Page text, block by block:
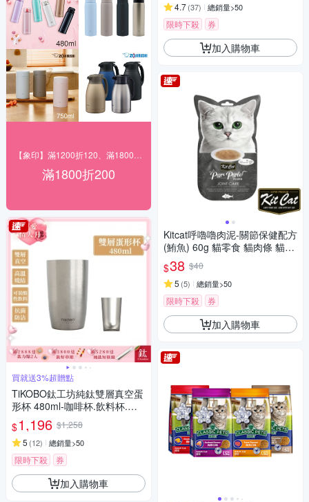
滿1800折200
買就送3%超贈點
TiKOBO鈦工坊純鈦雙層真空蛋
形杯 480ml-咖啡杯.飲料杯.環
保杯.冰霸杯.保溫杯.茶杯.酒杯.
水杯.鈦杯
$1,196 $1,258
5 (12) 總銷量>50
限時下殺 券
加入購物車
4.7(37) 總銷量>50
限時下殺 券
加入購物車
Kitcat呼嚕嚕肉泥-關節保健配方
(鮪魚) 60g 貓零食 貓肉條 貓肉
泥 化毛 牛磺酸 保健零食
$38 $40
5 (5) 總銷量>50
限時下殺 券
加入購物車